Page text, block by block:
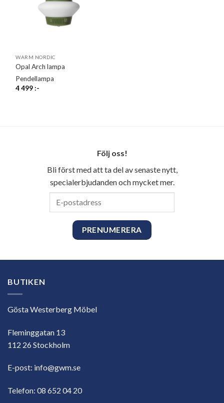
WARM NORDIC
Opal Arch lampa
Pendellampa
4 499:-
Följ oss!
Bli först med att ta del av senaste nytt,
specialerbjudanden och mycket mer.
BUTIKEN
Gösta Westerberg Möbel
Fleminggatan 13
112 26 Stockholm
E-post: info@gwm.se
Telefon: 08 652 04 20